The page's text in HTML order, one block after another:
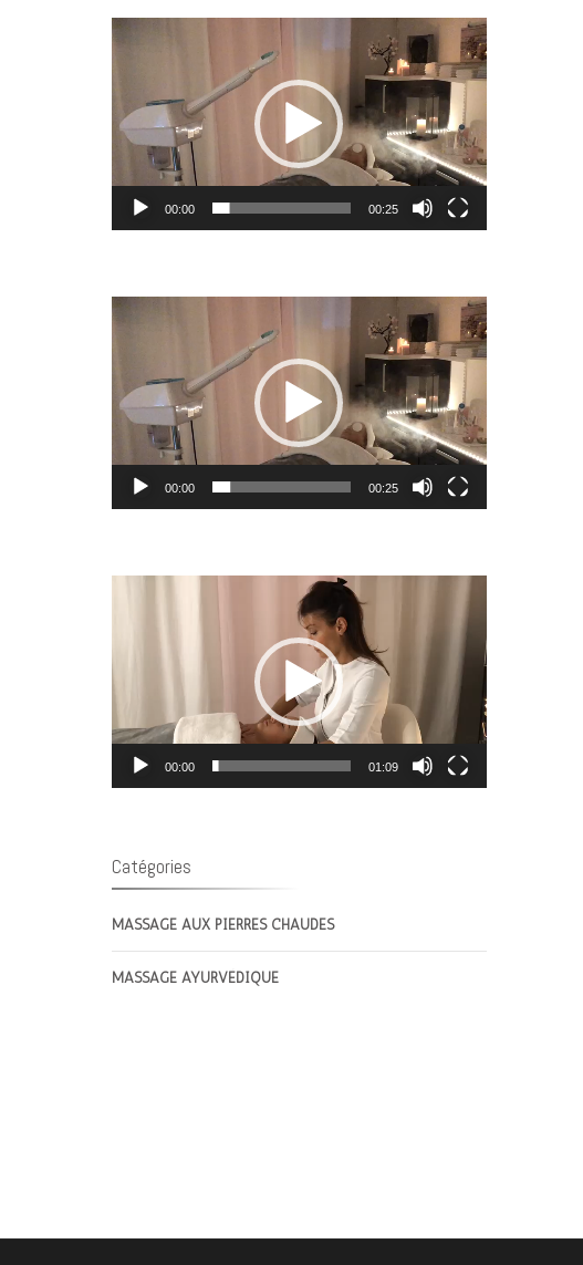
Lecteur
00:00 00:25
Lecteur
00:00 00:25
00:00 01:09
Catégories
MASSAGE AUX PIERRES CHAUDES
MASSAGE AYURVÉDIQUE